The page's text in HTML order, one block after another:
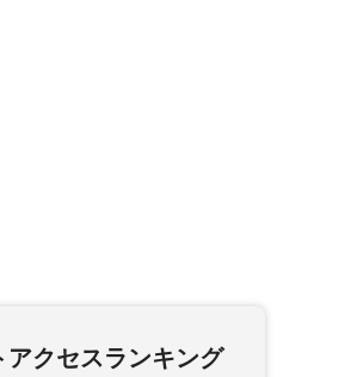
アクセスランキング